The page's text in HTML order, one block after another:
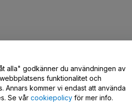
oss
alla" godkänner du användningen av
funktionalitet och
Annars kommer vi endast att använda
Se vår cookiepolicy för mer info.